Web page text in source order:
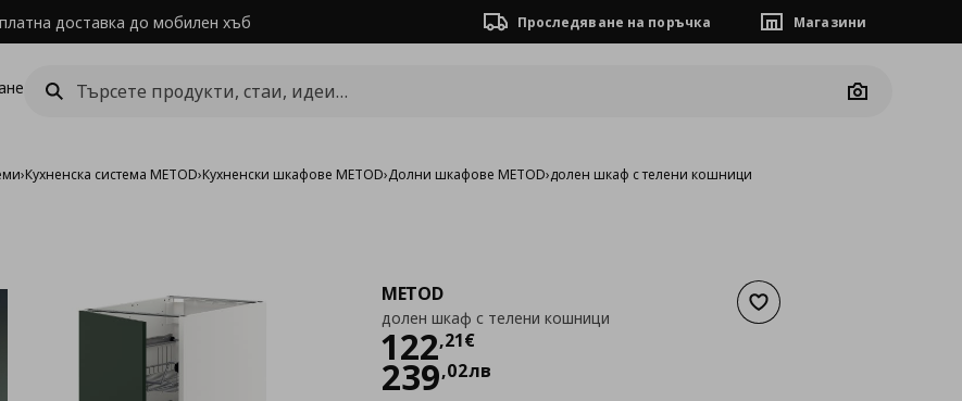
доставка до мобилен хъб Проследяване на поръчка Магазини
Camera
›Кухненска система METOD›Кухненски шкафове METOD›Долни шкафове METOD›долен шкаф с телени кошници
Добави към списъка с
METOD
долен шкаф с телени кошници
122,21€
Цена
239,02лв